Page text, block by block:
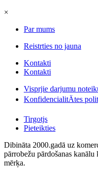
×
Par mums
Reistrties no jauna
Kontakti
Kontakti
Visprjie darjumu
KonfidencialitÄtes
Tirgotjs
Pieteikties
Dibināta 2000.gadā uz
pārrobežu pārdošanas
mērķa.